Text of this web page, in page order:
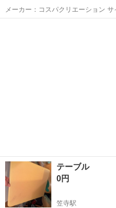
メーカー：コスパクリエーション サイズ：幅120cm 高さ58/53/35cm
奥行80cm オシャレなデザインのこたつテーブル 丸みを描いた天板が
テーブル
0円
笠寺駅